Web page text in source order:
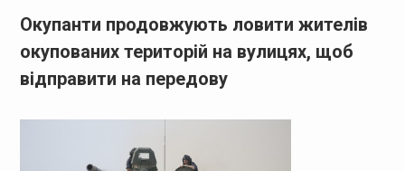
Окупанти продовжують ловити жителів
окупованих територій на вулицях, щоб
відправити на передову